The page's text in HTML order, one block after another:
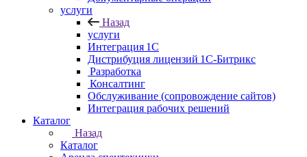
услуги
Назад
услуги
Интеграция 1С
Дистрибуция лицензий 1С‑Битрикс
Разработка
Консалтинг
Обслуживание (сопровождение сайтов)
Интеграция рабочих решений
Каталог
Назад
Каталог